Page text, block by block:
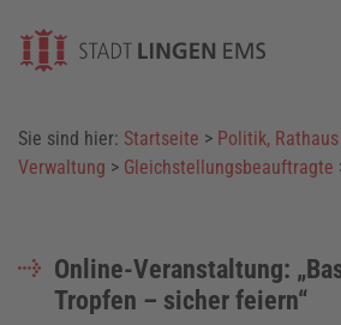
Sie sind hier: Startseite > Politik,
Verwaltung > Gleichstellungsbeauftragte
Online-Veranstaltung:
Tropfen – sicher feiern“